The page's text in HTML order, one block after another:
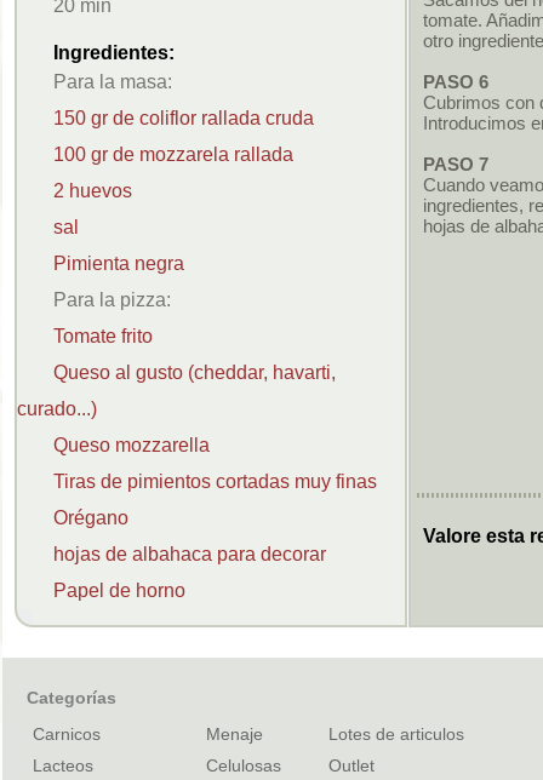
20 min
Ingredientes:
Para la masa:
150 gr de coliflor rallada cruda
100 gr de mozzarela rallada
2 huevos
sal
Pimienta negra
Para la pizza:
Tomate frito
Queso al gusto (cheddar, havarti,
curado...)
Queso mozzarella
Tiras de pimientos cortadas muy finas
Orégano
hojas de albahaca para decorar
Papel de horno
tomate.
otro ingrediente
PASO 6
Cubrimos con
Introducimos
PASO 7
Cuando
ingredientes,
hojas de
Valore esta
Categorías
Carnicos
Lacteos
Menaje
Celulosas
Lotes de articulos
Outlet